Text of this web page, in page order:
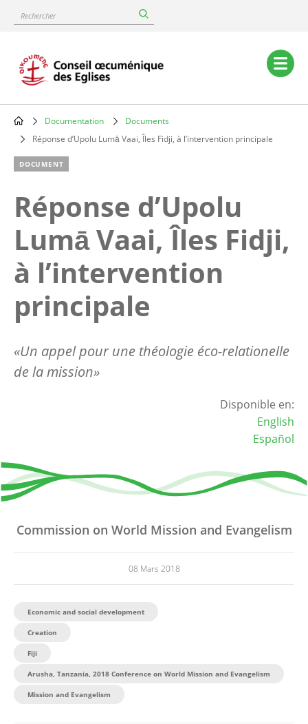
content
Rechercher
Main
navigation
Breadcrumb
Documentation
Documents
Réponse d’Upolu Lumā Vaai, Îles Fidji, à l’intervention principale
DOCUMENT
Réponse d’Upolu
Lumā Vaai, Îles Fidji,
à l’intervention
principale
«Un appel pour une théologie éco-relationelle
de la mission»
Disponible en:
English
Español
Commission on World Mission and Evangelism
08 Mars 2018
Economic and social development
Creation
Fiji
Arusha, Tanzania, 2018 Conference on World Mission and Evangelism
Mission and Evangelism